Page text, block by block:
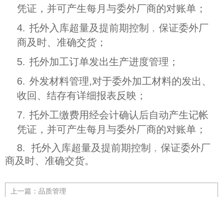
凭证，并可产生每月与委外厂商的对账单；
4. 托外入库超量及提前期控制﹐保证委外厂
商及时、准确交货；
5. 托外加工订单发出生产进度管理；
6. 外发材料管理,对于委外加工材料的发出、
收回、结存有详细报表反映；
7. 托外工缴费用经会计确认后自动产生记帐
凭证，并可产生每月与委外厂商的对账单；
8. 托外入库超量及提前期控制﹐保证委外厂
商及时、准确交货。
上一篇： 品质管理